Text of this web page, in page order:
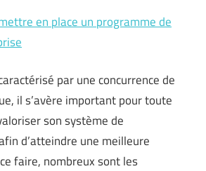
en place un programme de
par une concurrence de
il s’avère important pour toute
son système de
d’atteindre une meilleure
faire, nombreux sont les